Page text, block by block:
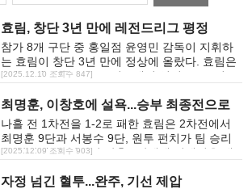
효림, 창단 3년 만에 레전드리그 평정
참가 8개 구단 중 홍일점 윤영민 감독이 지휘하
는 효림이 창단 3년 만에 정상에 올랐다. 효림은
9일 저녁 바둑TV 스튜디오에서 열린 2025 인크
으로 제압, 종합전적 2승1패로 우승을 결정지었
다.
[2025.12.10 조회수 847]
최명훈, 이창호에 설욕...승부 최종전으로
나흘 전 1차전을 1-2로 패한 효림은 2차전에서
최명훈 9단과 서봉수 9단, 원투 펀치가 팀 승리
를 합작했다. 상대팀 강훈 9단에게 선제점을 내
진 8단에게 완승의 내용으로 승리했다.
[2025.12.09 조회수 903]
자정 넘긴 혈투...완주, 기선 제압